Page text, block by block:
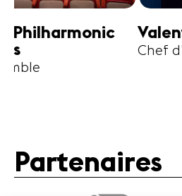
Valentin
Chef
Partenaires